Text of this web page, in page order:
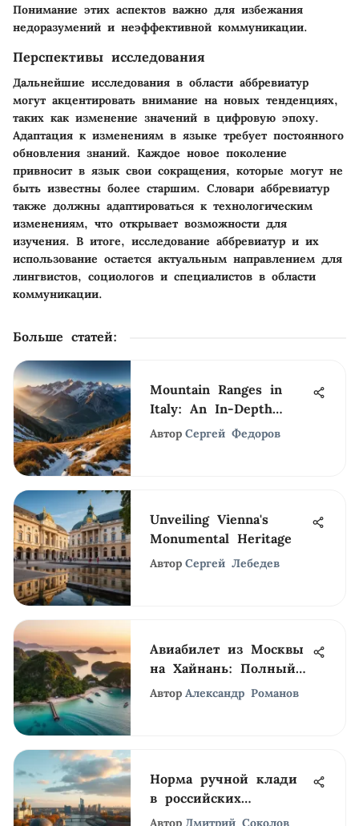
Понимание этих аспектов важно для избежания
недоразумений и неэффективной коммуникации.
Перспективы исследования
Дальнейшие исследования в области аббревиатур
могут акцентировать внимание на новых тенденциях,
таких как изменение значений в цифровую эпоху.
Адаптация к изменениям в языке требует постоянного
обновления знаний. Каждое новое поколение
привносит в язык свои сокращения, которые могут не
быть известны более старшим. Словари аббревиатур
также должны адаптироваться к технологическим
изменениям, что открывает возможности для
изучения. В итоге, исследование аббревиатур и их
использование остается актуальным направлением для
лингвистов, социологов и специалистов в области
коммуникации.
Больше статей:
Mountain Ranges in
Italy: An In-Depth
Exploration
Автор Сергей Федоров
Unveiling Vienna's
Monumental Heritage
Автор Сергей Лебедев
Авиабилет из Москвы
на Хайнань: Полный
гид
Автор Александр Романов
Норма ручной клади
в российских
авиакомпаниях
Автор Дмитрий Соколов